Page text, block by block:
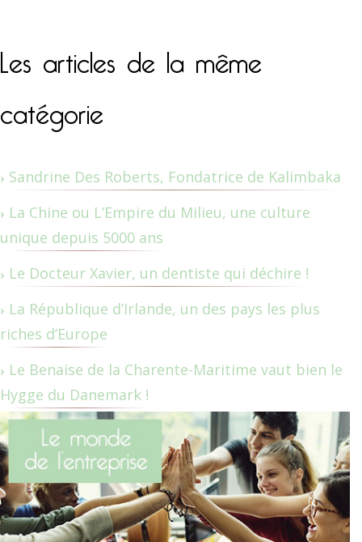
Les articles de la même
catégorie
Sandrine Des Roberts, Fondatrice de Kalimbaka
La Chine ou L’Empire du Milieu, une culture
unique depuis 5000 ans
Le Docteur Xavier, un dentiste qui déchire !
La République d’Irlande, un des pays les plus
riches d’Europe
Le Benaise de la Charente-Maritime vaut bien le
Hygge du Danemark !